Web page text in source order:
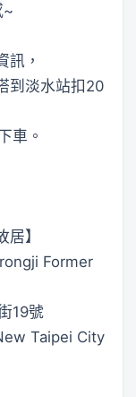
~
訊，
到淡水站扣20
車。
】
Former
19號
Taipei City